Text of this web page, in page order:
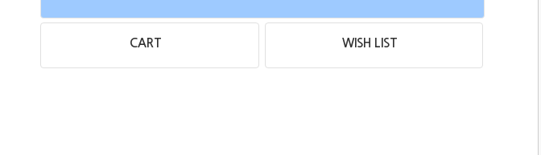
CART WISH LIST